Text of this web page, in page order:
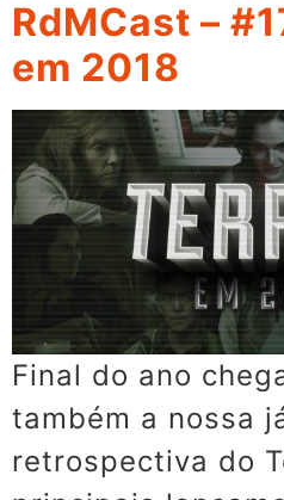
RdMCast –
em 2018
Final do ano
também a nossa
retrospectiva do